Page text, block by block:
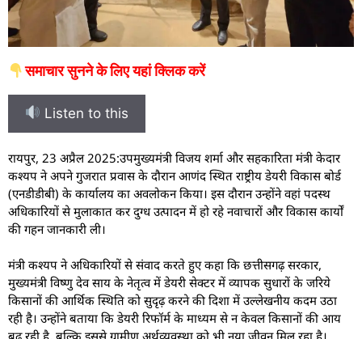
समाचार सुनने के लिए यहां क्लिक करें
Listen to this
रायपुर, 23 अप्रैल 2025:उपमुख्यमंत्री विजय शर्मा और सहकारिता मंत्री केदार
कश्यप ने अपने गुजरात प्रवास के दौरान आणंद स्थित राष्ट्रीय डेयरी विकास बोर्ड
(एनडीडीबी) के कार्यालय का अवलोकन किया। इस दौरान उन्होंने वहां पदस्थ
अधिकारियों से मुलाकात कर दुग्ध उत्पादन में हो रहे नवाचारों और विकास कार्यों
की गहन जानकारी ली।
मंत्री कश्यप ने अधिकारियों से संवाद करते हुए कहा कि छत्तीसगढ़ सरकार,
मुख्यमंत्री विष्णु देव साय के नेतृत्व में डेयरी सेक्टर में व्यापक सुधारों के जरिये
किसानों की आर्थिक स्थिति को सुदृढ़ करने की दिशा में उल्लेखनीय कदम उठा
रही है। उन्होंने बताया कि डेयरी रिफॉर्म के माध्यम से न केवल किसानों की आय